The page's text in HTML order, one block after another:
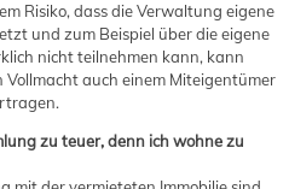
Risiko, dass die Verwaltung eigene
und zum Beispiel über die eigene
nicht teilnehmen kann, kann
Vollmacht auch einem Miteigentümer
zu teuer, denn ich wohne zu